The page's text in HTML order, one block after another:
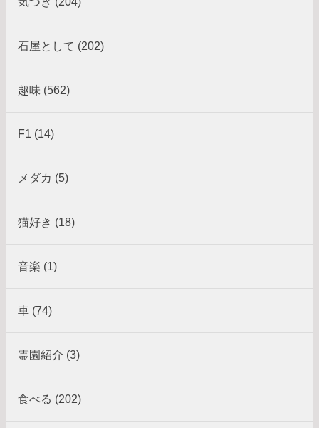
石屋として (202)
趣味 (562)
F1 (14)
メダカ (5)
猫好き (18)
音楽 (1)
車 (74)
霊園紹介 (3)
食べる (202)